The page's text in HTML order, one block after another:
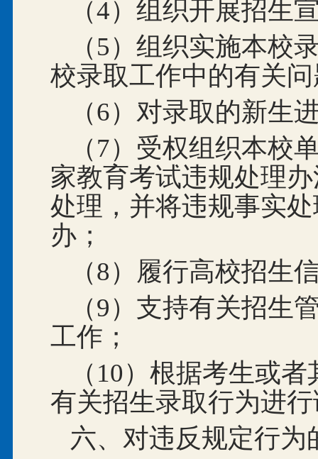
（4）组织开展招生
（5）组织实施本校
校录取工作中的有关
（6）对录取的新生
（7）受权组织本校
家教育考试违规处理
处理，并将违规事实
办；
（8）履行高校招生
（9）支持有关招生
工作；
（10）根据考生或
有关招生录取行为进
六、对违反规定行为